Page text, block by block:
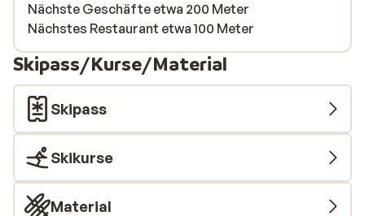
Nächste Geschäfte etwa 200 Meter
Nächstes Restaurant etwa 100 Meter
Skipass/Kurse/Material
Skipass
Skikurse
Material